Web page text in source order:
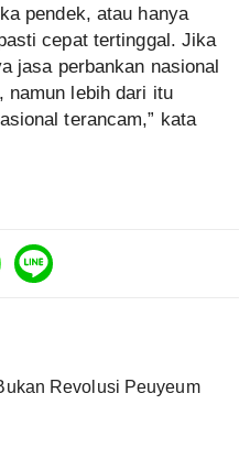
pendek, atau hanya
cepat tertinggal. Jika
jasa perbankan nasional
namun lebih dari itu
terancam,” kata
Revolusi Peuyeum